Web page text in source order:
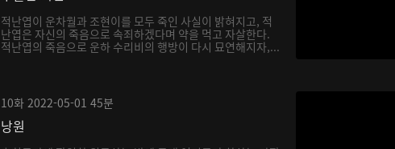
적난엽이 운차월과 조현이를 모두 죽인 사실이 밝혀지고, 적
난엽은 자신의 죽음으로 속죄하겠다며 약을 먹고 자살한다.
적난엽의 죽음으로 운하 수리비의 행방이 다시 묘연해지자,...
10화 2022-05-01 45분
낭원